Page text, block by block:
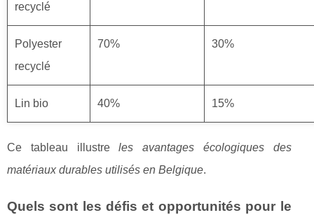
recyclé
Polyester
recyclé
70% 30%
Lin bio 40% 15%
Ce tableau illustreles avantages écologiques des
matériaux durables utilisés en Belgique.
Quels sont les défis et opportunités pour le